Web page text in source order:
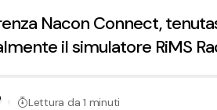
Nacon Connect,
il simulatore RiMS
Lettura da 1 minuti